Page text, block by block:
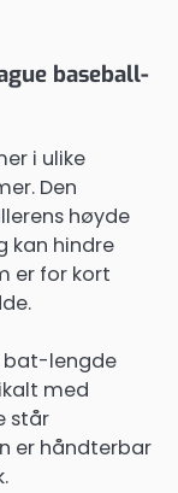
baseball-
i ulike
Den
høyde
kan hindre
er for kort
bat-lengde
med
står
er håndterbar